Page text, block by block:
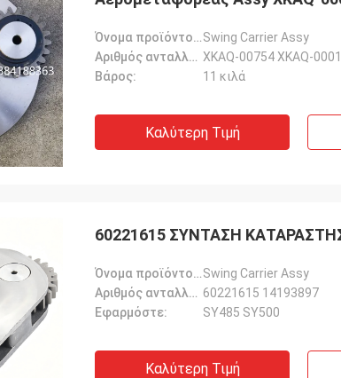
Όνομα προϊόντος::Swing Carrier Assy
Αριθμός ανταλλακτικού:: XKAQ-00754 XKAQ-
Βάρος:
11 κιλά
Καλύτερη Τιμή
60221615 ΣΥΝΤΑΣΗ ΚΑΤΑΡΑΣΤΗΣ
Όνομα προϊόντος::Swing Carrier Assy
Αριθμός ανταλλακτικού:: 60221615 14193897
Εφαρμόστε:
SY485 SY500
Καλύτερη Τιμή